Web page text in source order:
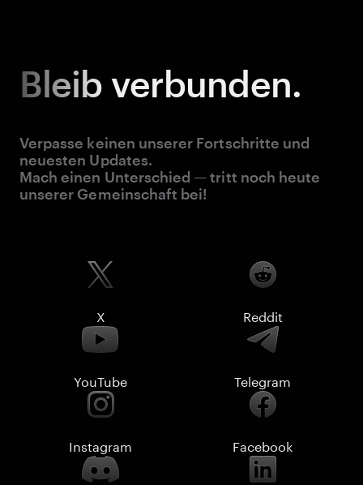
Bleib verbunden.
Verpasse keinen unserer Fortschritte und
neuesten Updates.
Mach einen Unterschied — tritt noch heute
unserer Gemeinschaft bei!
X Reddit
YouTube Telegram
Instagram Facebook